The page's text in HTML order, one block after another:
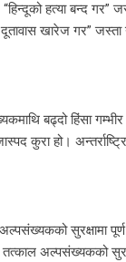
हत्या बन्द
खारेज गर”
बढ्दो हिंसा
कुरा हो।
अल्पसंख्यकको
अल्पसंख्यकको